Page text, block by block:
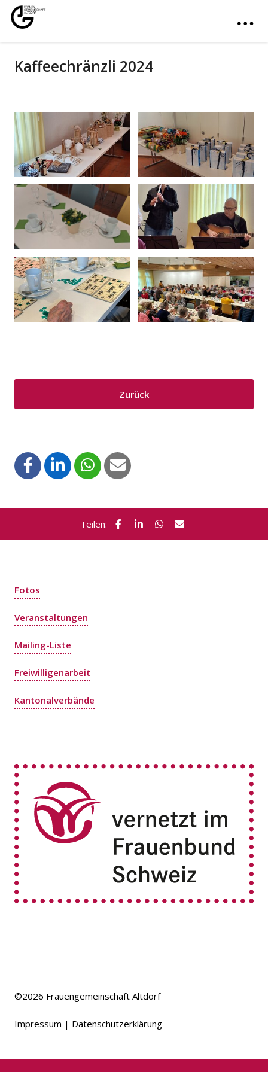
Kaffeechränzli 2024
Zurück
Teilen:
Fotos
Veranstaltungen
Mailing-Liste
Freiwilligenarbeit
Kantonalverbände
©2026 Frauengemeinschaft Altdorf
Impressum Datenschutzerklärung